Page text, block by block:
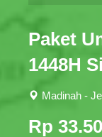
Paket
1448H
Madinah -
Rp